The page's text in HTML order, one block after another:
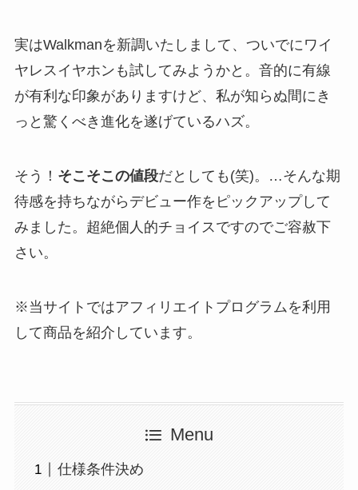
実はWalkmanを新調いたしまして、ついでにワイ
ヤレスイヤホンも試してみようかと。音的に有線
が有利な印象がありますけど、私が知らぬ間にき
っと驚くべき進化を遂げているハズ。
そう！ そこそこの値段だとしても(笑)。…そんな期
待感を持ちながらデビュー作をピックアップして
みました。超絶個人的チョイスですのでご容赦下
さい。
※当サイトではアフィリエイトプログラムを利用
して商品を紹介しています。
Menu
仕様条件決め